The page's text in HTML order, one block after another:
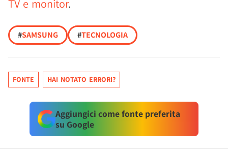
TV e monitor.
#SAMSUNG #TECNOLOGIA
FONTE HAI NOTATO ERRORI?
Aggiungici come fonte preferita
su Google